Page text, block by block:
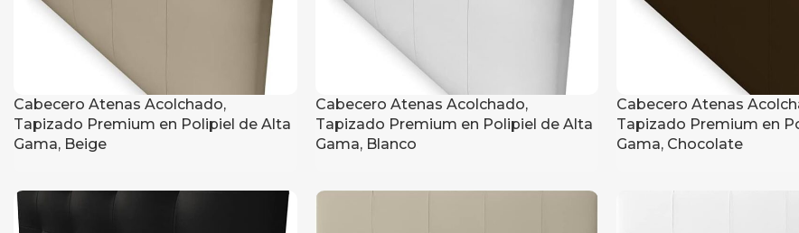
Cabecero Atenas Acolchado,
Tapizado Premium en Polipiel de Alta
Gama, Beige
Cabecero Atenas Acolchado,
Tapizado Premium en Polipiel de Alta
Gama, Blanco
Cabecero Atenas
Tapizado Premium en
Gama, Chocolate